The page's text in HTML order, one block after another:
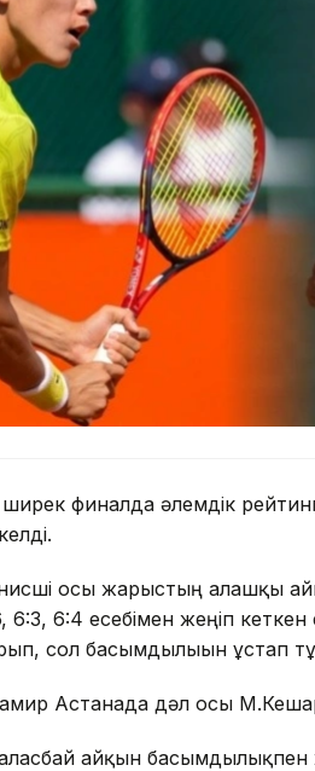
финалда әлемдік
осы жарыстың алғашқы
6:4 есебімен жеңіп кеткен
сол басымдылығын ұстап
Астанада дәл осы
айқын басымдылықпен